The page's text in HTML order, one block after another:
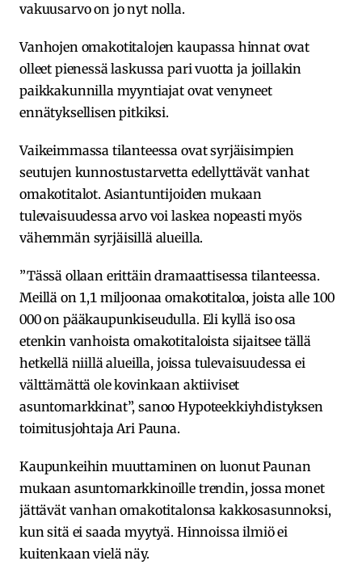
vakuusarvo on jo nyt nolla.
Vanhojen omakotitalojen kaupassa hinnat ovat
olleet pienessä laskussa pari vuotta ja joillakin
paikkakunnilla myyntiajat ovat venyneet
ennätyksellisen pitkiksi.
Vaikeimmassa tilanteessa ovat syrjäisimpien
seutujen kunnostustarvetta edellyttävät vanhat
omakotitalot. Asiantuntijoiden mukaan
tulevaisuudessa arvo voi laskea nopeasti myös
vähemmän syrjäisillä alueilla.
”Tässä ollaan erittäin dramaattisessa tilanteessa.
Meillä on 1,1 miljoonaa omakotitaloa, joista alle 100
000 on pääkaupunkiseudulla. Eli kyllä iso osa
etenkin vanhoista omakotitaloista sijaitsee tällä
hetkellä niillä alueilla, joissa tulevaisuudessa ei
välttämättä ole kovinkaan aktiiviset
asuntomarkkinat”, sanoo Hypoteekkiyhdistyksen
toimitusjohtaja Ari Pauna.
Kaupunkeihin muuttaminen on luonut Paunan
mukaan asuntomarkkinoille trendin, jossa monet
jättävät vanhan omakotitalonsa kakkosasunnoksi,
kun sitä ei saada myytyä. Hinnoissa ilmiö ei
kuitenkaan vielä näy.